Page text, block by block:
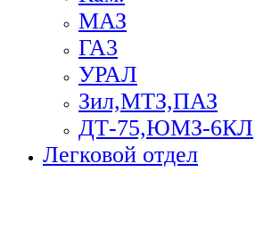
МАЗ
ГА3
УРАЛ
Зил,МТЗ,ПАЗ
ДТ-75,ЮМЗ-6КЛ
Легковой отдел